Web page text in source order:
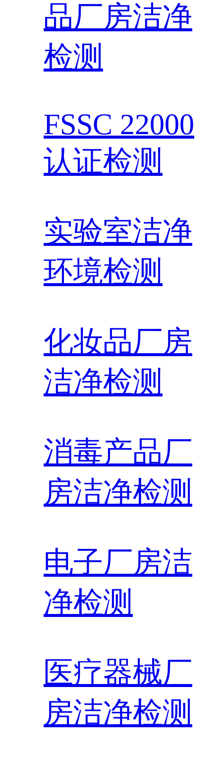
品厂房洁净
检测
FSSC 22000
认证检测
实验室洁净
环境检测
化妆品厂房
洁净检测
消毒产品厂
房洁净检测
电子厂房洁
净检测
医疗器械厂
房洁净检测